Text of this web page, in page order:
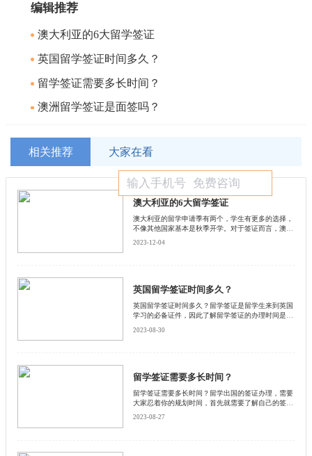
编辑推荐
澳大利亚的6大留学签证
英国留学签证时间多久？
留学签证需要多长时间？
澳洲留学签证是面签吗？
相关推荐 大家在看
澳大利亚的6大留学签证
澳大利亚的留学申请季有两个，学生有更多的选择，
不像其他国家基本是秋季开学。对于签证而言，澳大
2023-12-04
英国留学签证时间多久？
英国留学签证时间多久？留学签证是留学生来到英国
学习的必备证件，因此了解留学签证的办理时间是非
2023-08-30
留学签证需要多长时间？
留学签证需要多长时间？留学出国的签证办理，需要
大家忍着你的规划时间，首先就需要了解自己的签证
审核大概需要多长的时间。接下来和启德小编来看看
2023-08-27